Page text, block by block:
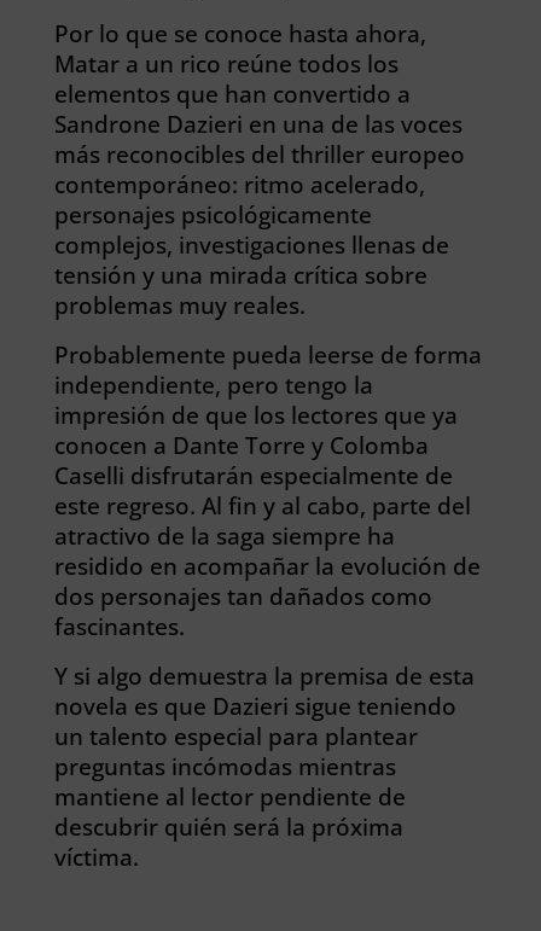
Por lo que se conoce hasta ahora,
Matar a un rico reúne todos los
elementos que han convertido a
Sandrone Dazieri en una de las voces
más reconocibles del thriller europeo
contemporáneo: ritmo acelerado,
personajes psicológicamente
complejos, investigaciones llenas de
tensión y una mirada crítica sobre
problemas muy reales.
Probablemente pueda leerse de forma
independiente, pero tengo la
impresión de que los lectores que ya
conocen a Dante Torre y Colomba
Caselli disfrutarán especialmente de
este regreso. Al fin y al cabo, parte del
atractivo de la saga siempre ha
residido en acompañar la evolución de
dos personajes tan dañados como
fascinantes.
Y si algo demuestra la premisa de esta
novela es que Dazieri sigue teniendo
un talento especial para plantear
preguntas incómodas mientras
mantiene al lector pendiente de
descubrir quién será la próxima
víctima.